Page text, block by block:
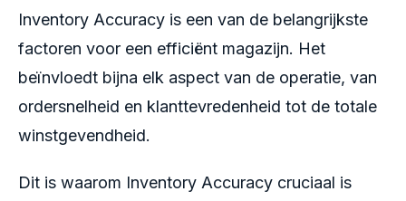
Inventory Accuracy is een van de belangrijkste
factoren voor een efficiënt magazijn. Het
beïnvloedt bijna elk aspect van de operatie, van
ordersnelheid en klanttevredenheid tot de totale
winstgevendheid.
Dit is waarom Inventory Accuracy cruciaal is